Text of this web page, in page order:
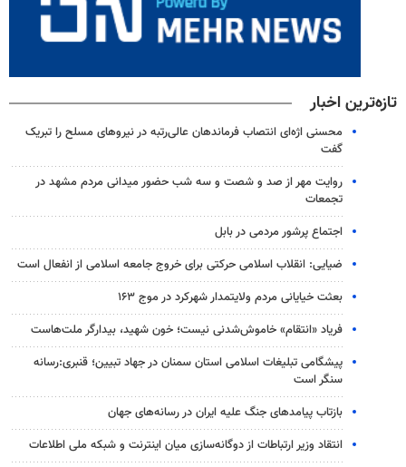
تازه‌ترین اخبار
محسنی اژه‌ای انتصاب‌ فرماندهان عالی‌رتبه در نیروهای مسلح را تبریک
گفت
روایت مهر از صد و شصت و سه شب حضور میدانی مردم مشهد در
تجمعات
اجتماع پرشور مردمی در بابل
ضیایی: انقلاب اسلامی حرکتی برای خروج جامعه اسلامی از انفعال است
بعثت خیایانی مردم ولایتمدار شهرکرد در موج ۱۶۳
فریاد «انتقام» خاموش‌شدنی نیست؛ خون شهید، بیدارگر ملت‌هاست
پیشگامی تبلیغات اسلامی استان سمنان در جهاد تبیین؛ قنبری:رسانه
سنگر است
بازتاب پیامدهای جنگ علیه ایران در رسانه‌های جهان
انتقاد وزیر ارتباطات از دوگانه‌سازی میان اینترنت و شبکه ملی اطلاعات